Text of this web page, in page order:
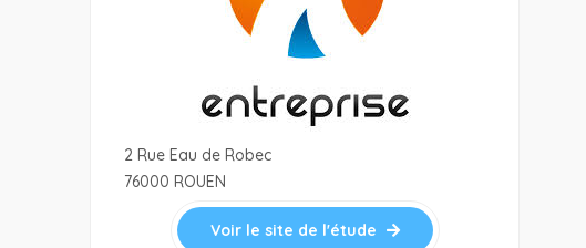
2 Rue Eau de Robec
76000 ROUEN
Voir le site de l'étude